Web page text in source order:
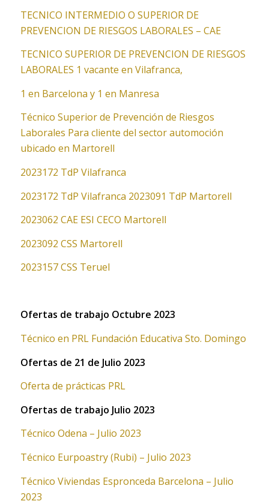
TECNICO INTERMEDIO O SUPERIOR DE
PREVENCION DE RIESGOS LABORALES – CAE
TECNICO SUPERIOR DE PREVENCION DE RIESGOS
LABORALES 1 vacante en Vilafranca,
1 en Barcelona y 1 en Manresa
Técnico Superior de Prevención de Riesgos
Laborales Para cliente del sector automoción
ubicado en Martorell
2023172 TdP Vilafranca
2023172 TdP Vilafranca 2023091 TdP Martorell
2023062 CAE ESI CECO Martorell
2023092 CSS Martorell
2023157 CSS Teruel
Ofertas de trabajo Octubre 2023
Técnico en PRL Fundación Educativa Sto. Domingo
Ofertas de 21 de Julio 2023
Oferta de prácticas PRL
Ofertas de trabajo Julio 2023
Técnico Odena – Julio 2023
Técnico Eurpoastry (Rubi) – Julio 2023
Técnico Viviendas Espronceda Barcelona – Julio
2023